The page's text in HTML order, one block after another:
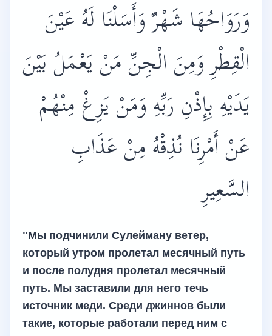
وَرَوَاحُهَا شَهْرٌ وَأَسَلْنَا لَهُ عَيْنَ
الْقِطْرِ وَمِنَ الْجِنِّ مَنْ يَعْمَلُ بَيْنَ
يَدَيْهِ بِإِذْنِ رَبِّهِ وَمَنْ يَزِغْ مِنْهُمْ
عَنْ أَمْرِنَا نُذِقْهُ مِنْ عَذَابِ
السَّعِيرِ
"Мы подчинили Сулейману ветер,
который утром пролетал месячный путь
и после полудня пролетал месячный
путь. Мы заставили для него течь
источник меди. Среди джиннов были
такие, которые работали перед ним с